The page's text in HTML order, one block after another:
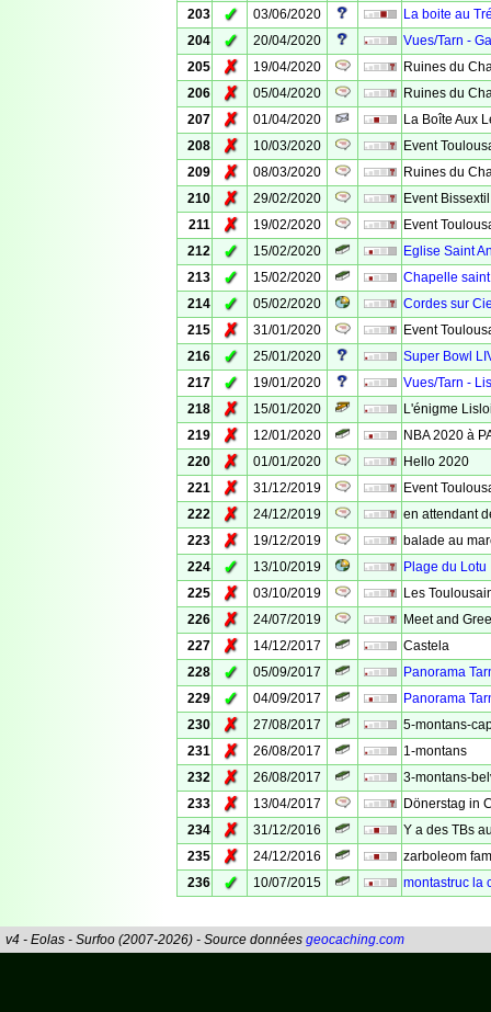
203
✓ 03/06/2020
La boite au
204
✓ 20/04/2020
Vues/Tarn -
205
✗ 19/04/2020
Ruines du
206
✗ 05/04/2020
Ruines du
207
✗ 01/04/2020
La Boîte Aux
208
✗ 10/03/2020
Event
209
✗ 08/03/2020
Ruines du
210
✗ 29/02/2020
Event Bissextil
211
✗ 19/02/2020
Event
212
✓ 15/02/2020
Eglise Saint
213
✓ 15/02/2020
Chapelle
214
✓ 05/02/2020
Cordes sur
215
✗ 31/01/2020
Event
216
✓ 25/01/2020
Super Bowl
217
✓ 19/01/2020
Vues/Tarn -
218
✗ 15/01/2020
L'énigme
219
✗ 12/01/2020
NBA 2020 à
220
✗ 01/01/2020
Hello 2020
221
✗ 31/12/2019
Event
222
✗ 24/12/2019
en attendant
223
✗ 19/12/2019
balade au
224
✓ 13/10/2019
Plage du Lotu
225
✗ 03/10/2019
Les
226
✗ 24/07/2019
Meet and
227
✗ 14/12/2017
Castela
228
✓ 05/09/2017
Panorama
229
✓ 04/09/2017
Panorama
230
✗ 27/08/2017
5-montans-
231
✗ 26/08/2017
1-montans
232
✗ 26/08/2017
3-montans-
233
✗ 13/04/2017
Dönerstag in
234
✗ 31/12/2016
Y a des TBs
235
✗ 24/12/2016
zarboleom
236
✓ 10/07/2015 montastruc la
v4 - Eolas - Surfoo (2007-2026) - Source données geocaching.com